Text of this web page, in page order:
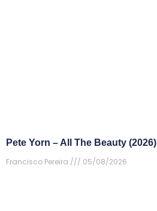
Pete Yorn – All The Beauty (2026)
Francisco Pereira
05/08/2026